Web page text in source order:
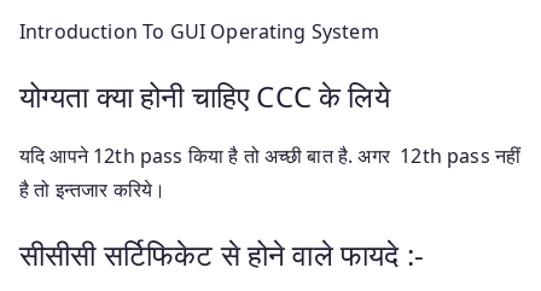
Introduction To GUI Operating System
योग्यता क्या होनी चाहिए CCC के लिये
यदि आपने 12th pass किया है तो अच्छी बात है. अगर 12th pass नहीं
है तो इन्तजार करिये।
सीसीसी सर्टिफिकेट से होने वाले फायदे :-